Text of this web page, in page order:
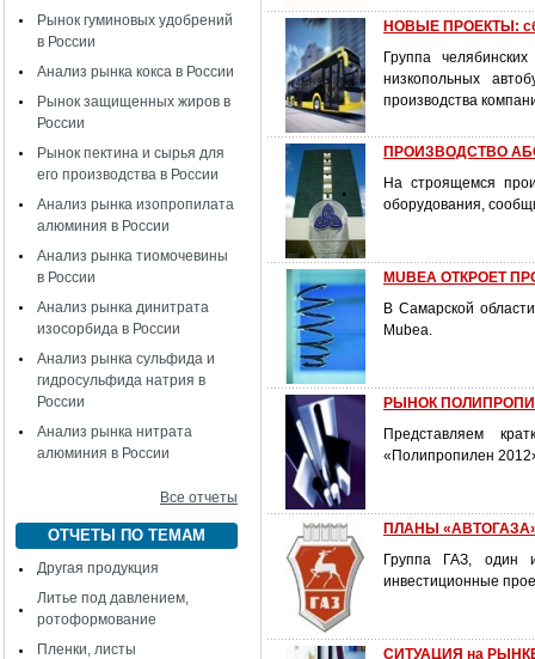
Рынок гуминовых удобрений
в России
Анализ рынка кокса в России
Рынок защищенных жиров в
России
Рынок пектина и сырья для
его производства в России
Анализ рынка изопропилата
алюминия в России
Анализ рынка тиомочевины
в России
Анализ рынка динитрата
изосорбида в России
Анализ рынка сульфида и
гидросульфида натрия в
России
Анализ рынка нитрата
алюминия в России
Все отчеты
ОТЧЕТЫ ПО ТЕМАМ
Другая продукция
Литье под давлением,
ротоформование
Пленки, листы
НОВЫЕ ПРОЕКТЫ:
Группа
низкопольных
производства
ПРОИЗВОДСТВО
На строящемся
оборудования,
MUBEA ОТКРОЕТ
В Самарской
Mubea.
РЫНОК
Представляем
«Полипропилен
ПЛАНЫ
Группа ГАЗ, один
инвестиционные
СИТУАЦИЯ на